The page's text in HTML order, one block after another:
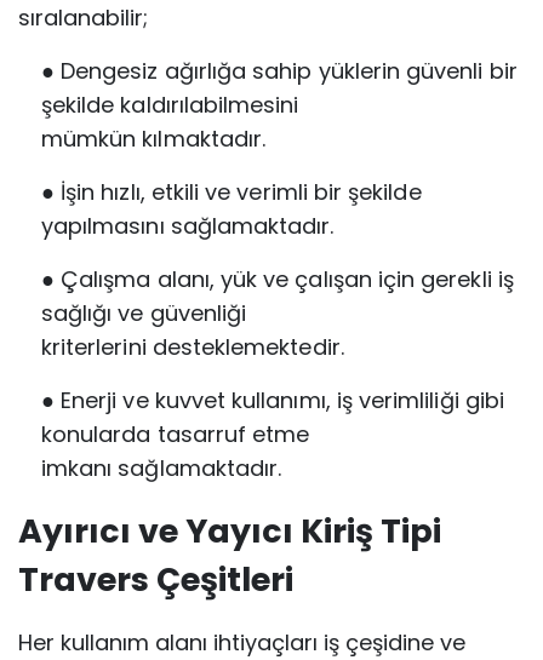
sıralanabilir;
● Dengesiz ağırlığa sahip yüklerin güvenli bir
şekilde kaldırılabilmesini
mümkün kılmaktadır.
● İşin hızlı, etkili ve verimli bir şekilde
yapılmasını sağlamaktadır.
● Çalışma alanı, yük ve çalışan için gerekli iş
sağlığı ve güvenliği
kriterlerini desteklemektedir.
● Enerji ve kuvvet kullanımı, iş verimliliği gibi
konularda tasarruf etme
imkanı sağlamaktadır.
Ayırıcı ve Yayıcı Kiriş Tipi
Travers Çeşitleri
Her kullanım alanı ihtiyaçları iş çeşidine ve